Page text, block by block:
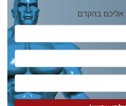
אליכם בהקדם